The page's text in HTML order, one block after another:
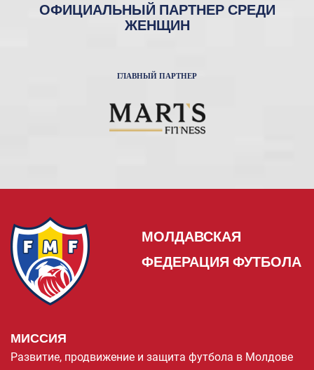
ОФИЦИАЛЬНЫЙ ПАРТНЕР СРЕДИ
ЖЕНЩИН
ГЛАВНЫЙ ПАРТНЕР
МОЛДАВСКАЯ
ФЕДЕРАЦИЯ ФУТБОЛА
МИССИЯ
Развитие, продвижение и защита футбола в Молдове